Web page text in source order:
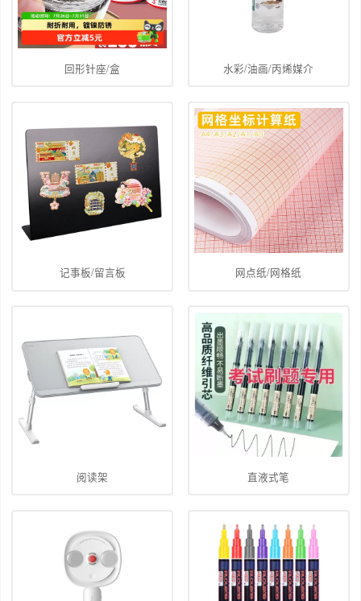
回形针座/盒 水彩/油画/丙烯媒介
记事板/留言板 网点纸/网格纸
阅读架 直液式笔